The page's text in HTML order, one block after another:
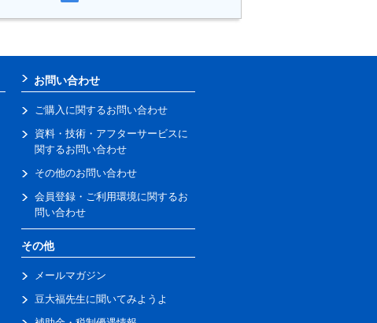
お問い合わせ
ご購入に関するお問い合わせ
資料・技術・アフターサービスに
関するお問い合わせ
その他のお問い合わせ
会員登録・ご利用環境に関するお
問い合わせ
その他
メールマガジン
豆大福先生に聞いてみようよ